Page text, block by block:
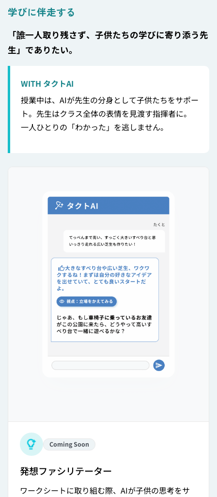
学びに伴走する
「誰一人取り残さず、子供たちの学びに寄り添う先
生」でありたい。
WITH タクトAI
授業中は、AIが先生の分身として子供たちをサポー
ト。先生はクラス全体の表情を見渡す指揮者に。
一人ひとりの「わかった」を逃しません。
Coming Soon
発想ファシリテーター
ワークシートに取り組む際、AIが子供の思考をサ